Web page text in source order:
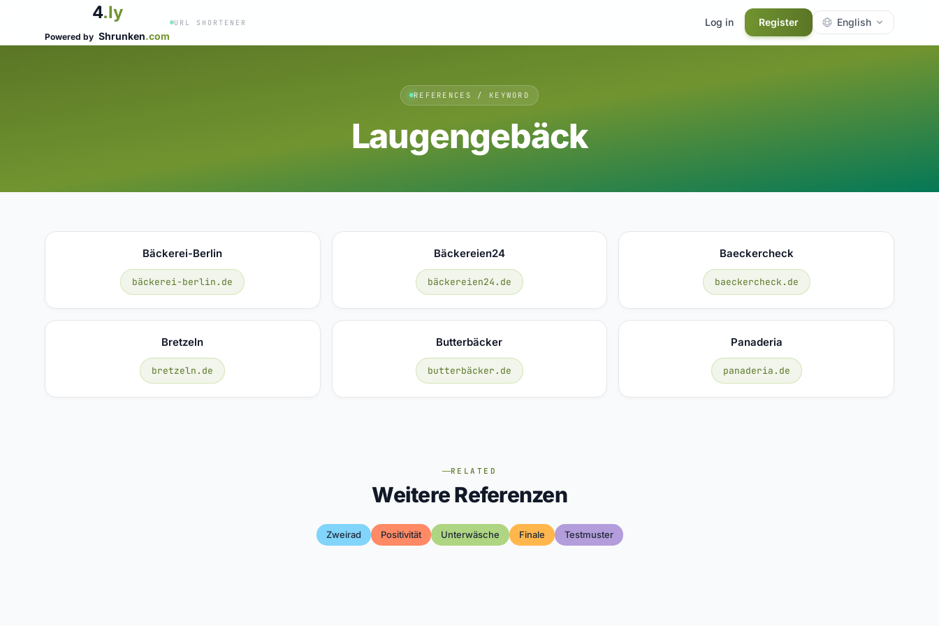
4.ly
Powered by Shrunken.com
URL SHORTENER Log in Register English
REFERENCES / KEYWORD
Laugengebäck
Bäckerei-Berlin
bäckerei-berlin.de
Bäckereien24
bäckereien24.de
Baeckercheck
baeckercheck.de
Bretzeln
bretzeln.de
Butterbäcker
butterbäcker.de
Panaderia
panaderia.de
RELATED
Weitere Referenzen
Zweirad Positivität Unterwäsche Finale Testmuster